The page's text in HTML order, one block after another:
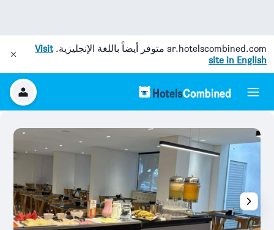
ar.hotelscombined.com متوفر أيضاً باللغة الإنجليزية.Visit
site in English